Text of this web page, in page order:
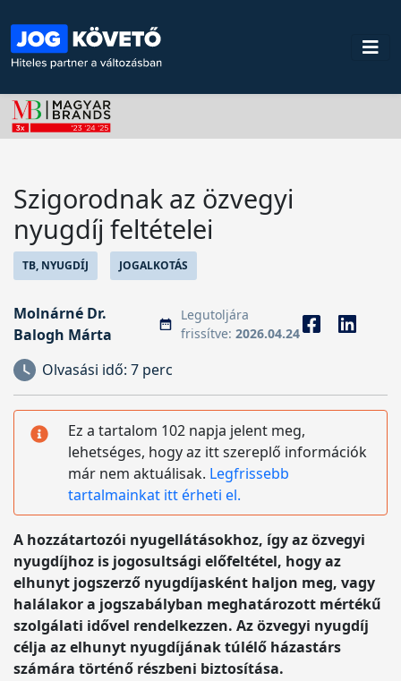
Szigorodnak az özvegyi
nyugdíj feltételei
TB, NYUGDÍJ JOGALKOTÁS
Molnárné Dr.
Balogh Márta
Legutoljára
frissítve: 2026.04.24
Olvasási idő: 7 perc
Ez a tartalom 102 napja jelent meg,
lehetséges, hogy az itt szereplő információk
már nem aktuálisak. Legfrissebb
tartalmainkat itt érheti el.
A hozzátartozói nyugellátásokhoz, így az özvegyi
nyugdíjhoz is jogosultsági előfeltétel, hogy az
elhunyt jogszerző nyugdíjasként haljon meg, vagy
halálakor a jogszabályban meghatározott mértékű
szolgálati idővel rendelkezzen. Az özvegyi nyugdíj
célja az elhunyt nyugdíjának túlélő házastárs
számára történő részbeni biztosítása.